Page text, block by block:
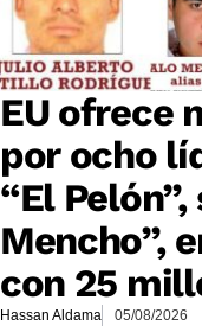
EU ofrece
por ocho
“El
Mencho”,
con 25
Hassan Aldama 05/08/2026